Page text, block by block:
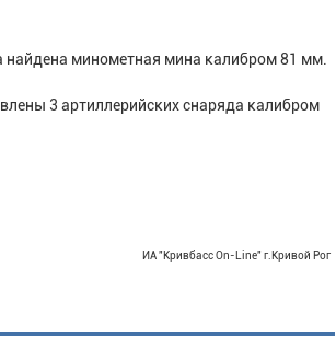
найдена минометная мина калибром 81 мм.
3 артиллерийских снаряда калибром
ИА "Кривбасс On-Line" г.Кривой Рог